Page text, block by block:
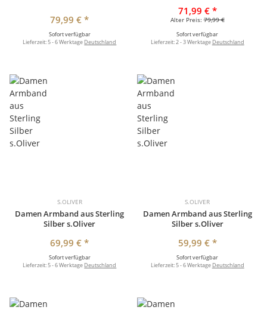
79,99 €*
Sofort verfügbar
Lieferzeit:5 - 6 Werktage Deutschland
71,99 € *
Alter Preis:79,99 €
Sofort verfügbar
Lieferzeit:2 - 3 Werktage Deutschland
S.OLIVER
Damen Armband aus Sterling
Silber s.Oliver
69,99 €*
Sofort verfügbar
Lieferzeit:5 - 6 Werktage Deutschland
S.OLIVER
Damen Armband aus Sterling
Silber s.Oliver
59,99 € *
Sofort verfügbar
Lieferzeit:5 - 6 Werktage Deutschland